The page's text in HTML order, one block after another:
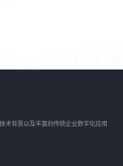
术背景以及丰富的传统企业数字化应用